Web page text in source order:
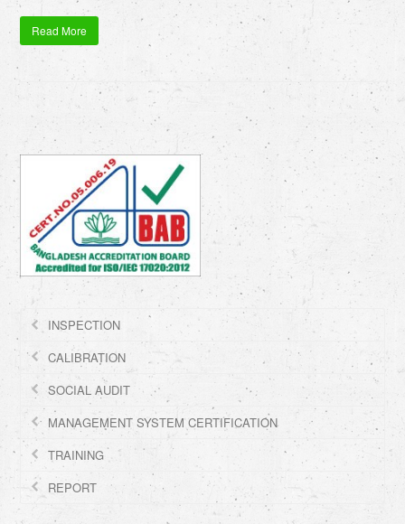
Read More
INSPECTION
CALIBRATION
SOCIAL AUDIT
MANAGEMENT SYSTEM CERTIFICATION
TRAINING
REPORT